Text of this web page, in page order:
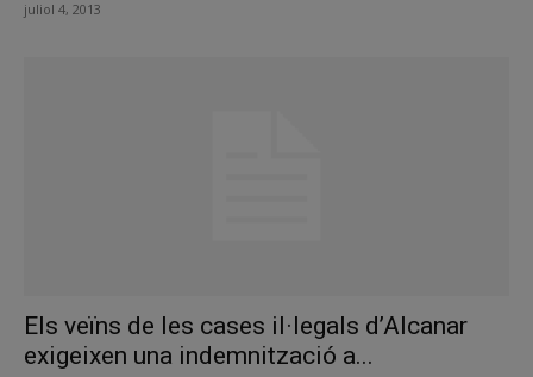
juliol 4, 2013
Els veïns de les cases il·legals d’Alcanar
exigeixen una indemnització a...